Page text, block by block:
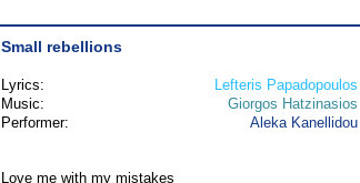
Small rebellions
Lyrics:
Lefteris Papadopoulos
Music:
Giorgos Hatzinasios
Performer:
Aleka Kanellidou
Love me with my mistakes